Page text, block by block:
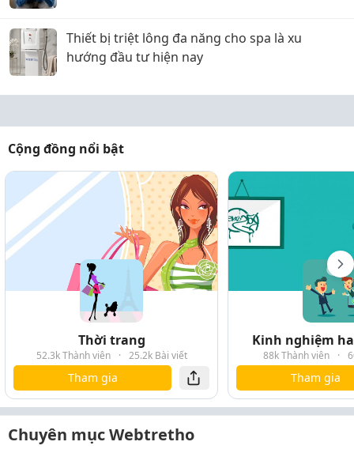
Thiết bị triệt lông đa năng cho spa là xu
hướng đầu tư hiện nay
Cộng đồng nổi bật
Thời trang
52.3k Thành viên · 25.2k Bài viết
Tham gia
Kinh nghiệm
88k Thành viên ·
Tham gia
Chuyên mục Webtretho